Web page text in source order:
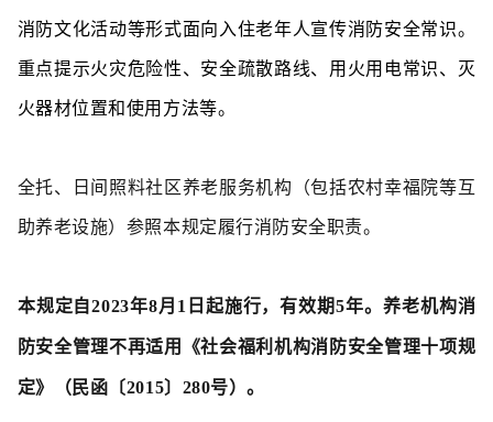
消防文化活动等形式面向入住老年人宣传消防安全常识。
重点提示火灾危险性、安全疏散路线、用火用电常识、灭
火器材位置和使用方法等。
全托、日间照料社区养老服务机构（包括农村幸福院等互
助养老设施）参照本规定履行消防安全职责。
本规定自2023年8月1日起施行，有效期5年。养老机构消
防安全管理不再适用《社会福利机构消防安全管理十项规
定》（民函〔2015〕280号）。